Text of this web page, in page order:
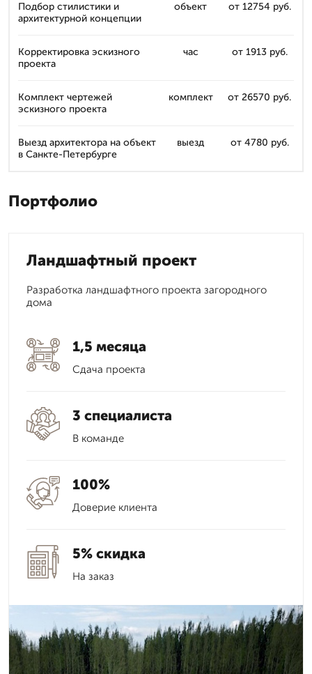
Подбор стилистики и
архитектурной концепции
объект от 12754 руб.
Корректировка эскизного
проекта
час от 1913 руб.
Комплект чертежей
эскизного проекта
комплект от 26570 руб.
Выезд архитектора на объект
в Санкте-Петербурге
выезд от 4780 руб.
Портфолио
Ландшафтный проект
Разработка ландшафтного проекта загородного
дома
1,5 месяца
Сдача проекта
3 специалиста
В команде
100%
Доверие клиента
5% скидка
На заказ